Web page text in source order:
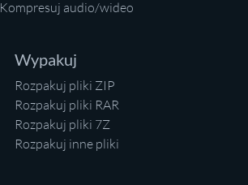
Kompresuj audio/wideo
Wypakuj
Rozpakuj pliki ZIP
Rozpakuj pliki RAR
Rozpakuj pliki 7Z
Rozpakuj inne pliki